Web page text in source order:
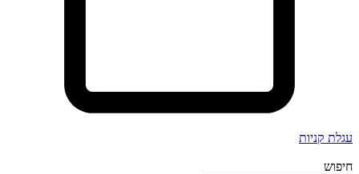
עגלת קניות
חיפוש